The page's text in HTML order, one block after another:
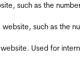
such as the
such as the
Used for